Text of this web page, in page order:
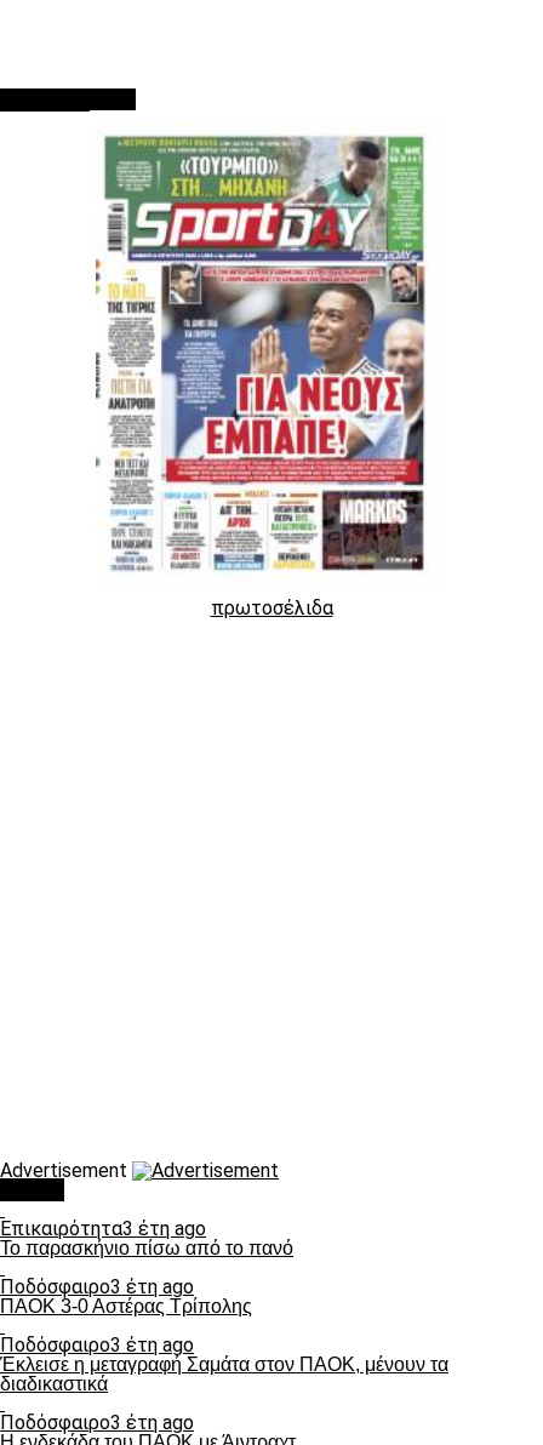
πρωτοσέλιδα
Advertisement
Επικαιρότητα3 έτη ago
Το παρασκήνιο πίσω από το πανό
Ποδόσφαιρο3 έτη ago
ΠΑΟΚ 3-0 Αστέρας Τρίπολης
Ποδόσφαιρο3 έτη ago
Έκλεισε η μεταγραφή Σαμάτα στον ΠΑΟΚ, μένουν τα
διαδικαστικά
Ποδόσφαιρο3 έτη ago